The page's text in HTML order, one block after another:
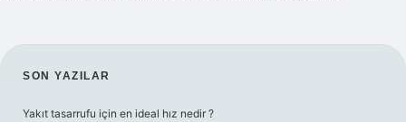
SIDEBAR
SON YAZILAR
Yakıt tasarrufu için en ideal hız nedir ?